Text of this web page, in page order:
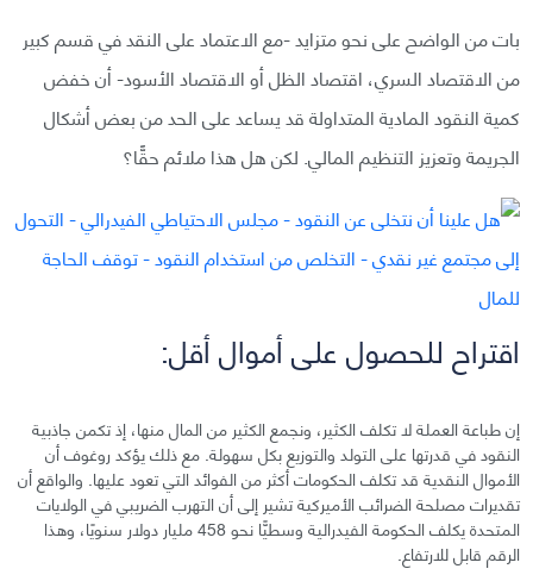
بات من الواضح على نحو متزايد -مع الاعتماد على النقد في قسم كبير
من الاقتصاد السري، اقتصاد الظل أو الاقتصاد الأسود- أن خفض
كمية النقود المادية المتداولة قد يساعد على الحد من بعض أشكال
الجريمة وتعزيز التنظيم المالي. لكن هل هذا ملائم حقًّا؟
اقتراح للحصول على أموال أقل:
إن طباعة العملة لا تكلف الكثير، ونجمع الكثير من المال منها، إذ تكمن جاذبية
النقود في قدرتها على التولد والتوزيع بكل سهولة. مع ذلك يؤكد روغوف أن
الأموال النقدية قد تكلف الحكومات أكثر من الفوائد التي تعود عليها. والواقع أن
تقديرات مصلحة الضرائب الأميركية تشير إلى أن التهرب الضريبي في الولايات
المتحدة يكلف الحكومة الفيدرالية وسطيًّا نحو 458 مليار دولار سنويًا، وهذا
الرقم قابل للارتفاع.